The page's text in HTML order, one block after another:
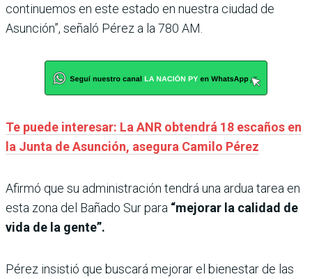
continuemos en este estado en nuestra ciudad de
Asunción”, señaló Pérez a la 780 AM.
Te puede interesar: La ANR obtendrá 18 escaños en
la Junta de Asunción, asegura Camilo Pérez
Afirmó que su administración tendrá una ardua tarea en
esta zona del Bañado Sur para “mejorar la calidad de
vida de la gente”.
Pérez insistió que buscará mejorar el bienestar de las